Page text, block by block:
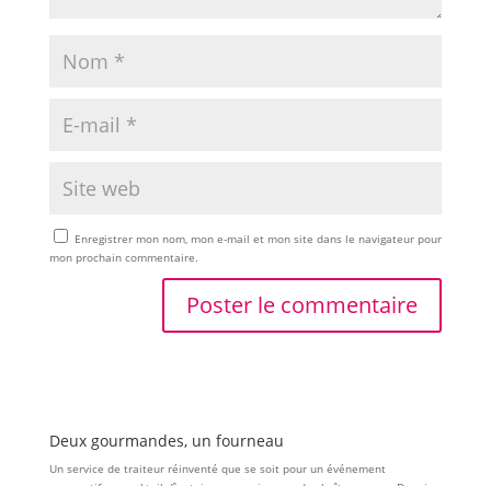
Enregistrer mon nom, mon e-mail et mon site dans le navigateur pour
mon prochain commentaire.
Deux gourmandes, un fourneau
Un service de traiteur réinventé que se soit pour un événement